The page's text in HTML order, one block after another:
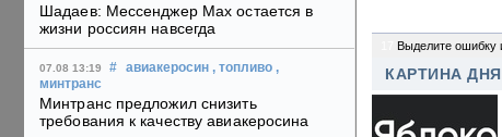
Шадаев: Мессенджер Max остается в
жизни россиян навсегда
07.08 13:19 # авиакеросин , топливо ,
минтранс
Минтранс предложил снизить
требования к качеству авиакеросина
Выделите ошибку
КАРТИНА ДНЯ